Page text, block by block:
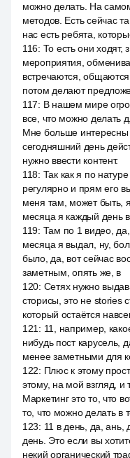
можно делать. На
методов. Есть сейчас
нас есть ребята,
116: То есть они ходят,
мероприятия,
встречаются,
потом делают
117: В нашем мире
все, что можно делать
Мне больше интересны
сегодняшний день
нужно ввести контент.
118: Так как я по
регулярно и прям его
меня там, может быть,
месяца я каждый день
119: Там по 1 видео, да,
месяца я выдал, ну,
было, да, вот сейчас
заметным, опять же, в
120: Сетях нужно
сторисы, это не stories
который остаётся
121 : 11, например,
нибудь пост карусель,
менее заметными для
122: Плюс к этому
этому, на мой взгляд, и
Маркетинг это то, что
то, что можно делать в
123: 11 в день, да, ань,
день. Это если вы
некий органический